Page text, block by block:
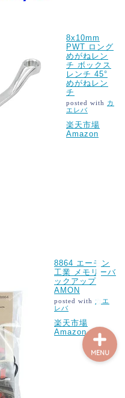
8x10mm
PWT ロング
めがねレン
チ ボックス
レンチ 45°
めがねレン
チ
posted with カ
エレバ
楽天市場
Amazon
8864 エーモン
工業 メモリーバ
ックアップ
AMON
posted with カエ
レバ
楽天市場
Amazon
MENU
レンタカー情報